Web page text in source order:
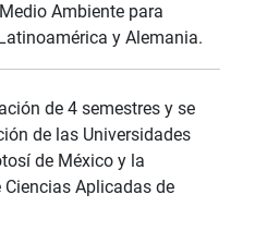
Ambiente para
y Alemania.
de 4 semestres y se
de las Universidades
de México y la
Aplicadas de